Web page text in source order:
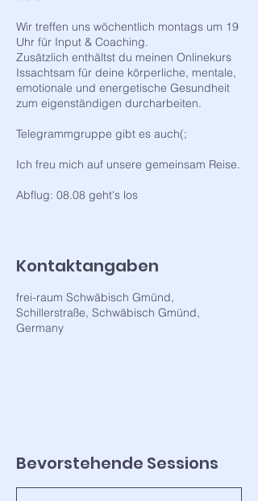
Wir treffen uns wöchentlich montags um 19
Uhr für Input & Coaching.
Zusätzlich enthältst du meinen Onlinekurs
Issachtsam für deine körperliche, mentale,
emotionale und energetische Gesundheit
zum eigenständigen durcharbeiten.
Telegrammgruppe gibt es auch(;
Ich freu mich auf unsere gemeinsam Reise.
Abflug: 08.08 geht's los
Kontaktangaben
frei-raum Schwäbisch Gmünd,
Schillerstraße, Schwäbisch Gmünd,
Germany
Bevorstehende Sessions